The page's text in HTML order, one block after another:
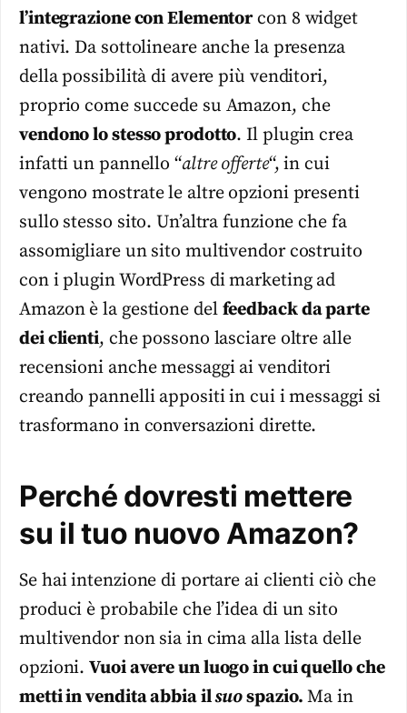
l’integrazione con Elementorcon 8 widget
nativi. Da sottolineare anche la presenza
della possibilità di avere più venditori,
proprio come succede su Amazon, che
vendono lo stesso prodotto. Il plugin crea
infatti un pannello “altre offerte“, in cui
vengono mostrate le altre opzioni presenti
sullo stesso sito. Un’altra funzione che fa
assomigliare un sito multivendor costruito
con i plugin WordPress di marketing ad
Amazon è la gestione del feedback da parte
dei clienti, che possono lasciare oltre alle
recensioni anche messaggi ai venditori
creando pannelli appositi in cui i messaggi si
trasformano in conversazioni dirette.
Perché dovresti mettere
su il tuo nuovo Amazon?
Se hai intenzione di portare ai clienti ciò che
produci è probabile che l’idea di un sito
multivendor non sia in cima alla lista delle
opzioni.Vuoi avere un luogo in cui quello che
metti in vendita abbia ilsuospazio.Ma in